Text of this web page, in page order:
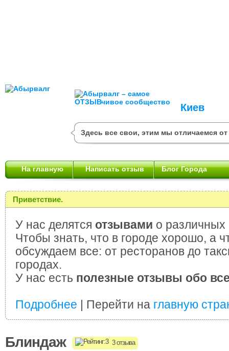
Киев
Здесь все свои, этим мы отличаемся
На главную Написать отзыв Блог Города
Приветствие.
У нас делятся отзывами о различных
Чтобы знать, что в городе хорошо, а
обсуждаем все: от ресторанов до
городах.
У нас есть полезные отзывы обо
Подробнее | Перейти на главную
Блиндаж 3 отзыва